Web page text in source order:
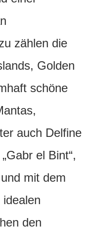
zählen die
Golden
schöne
auch Delfine
el Bint“,
mit dem
den